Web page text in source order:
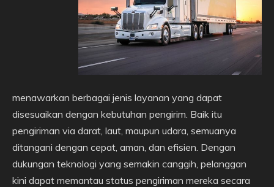
menawarkan berbagai jenis layanan yang dapat
disesuaikan dengan kebutuhan pengirim. Baik itu
pengiriman via darat, laut, maupun udara, semuanya
ditangani dengan cepat, aman, dan efisien. Dengan
dukungan teknologi yang semakin canggih, pelanggan
kini dapat memantau status pengiriman mereka secara